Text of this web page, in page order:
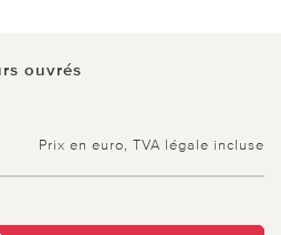
ouvrés
Prix en euro, TVA légale incluse